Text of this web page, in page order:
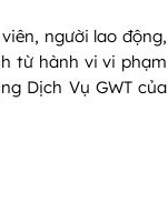
người lao động,
từ hành vi vi phạm
Dịch Vụ GWT của